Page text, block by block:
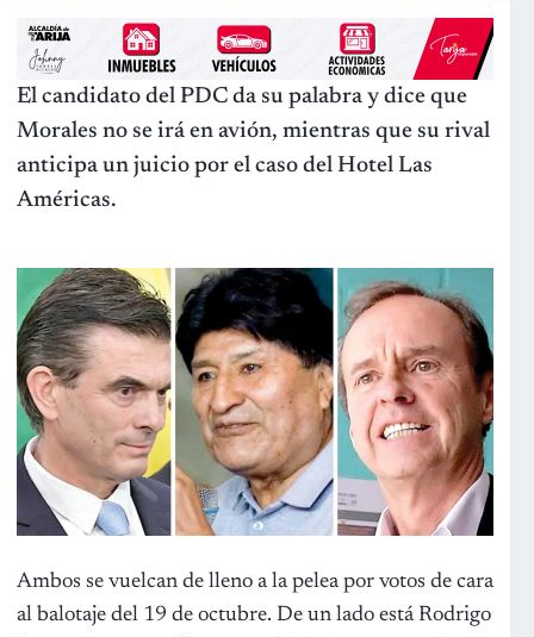
El candidato del PDC da su palabra y dice que
Morales no se irá en avión, mientras que su rival
anticipa un juicio por el caso del Hotel Las
Américas.
Ambos se vuelcan de lleno a la pelea por votos de cara
al balotaje del 19 de octubre. De un lado está Rodrigo